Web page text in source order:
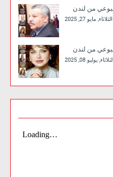
الثلاثاء, مايو 27, 2025
الثلاثاء, يوليو 08, 2025